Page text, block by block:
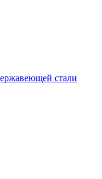
стали